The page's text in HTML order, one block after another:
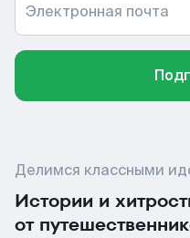
Электронная почта
Делимся классными
Истории и
от